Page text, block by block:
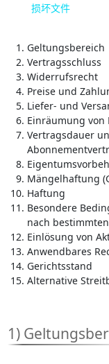
损坏文件
Geltungsbereich
Vertragsschluss
Widerrufsrecht
Preise und
Liefer- und
Einräumung
Vertragsdauer
Mängelhaftung
Haftung
Besondere
nach
Einlösung von
Anwendbares
Gerichtsstand
Alternative
1)